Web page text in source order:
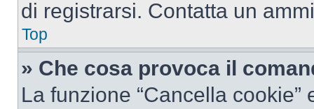
di registrarsi. Contatta un
Top
» Che cosa provoca il
La funzione “Cancella